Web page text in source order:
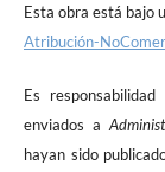
Esta obra está bajo
Atribución-
Es
enviados a
hayan sido